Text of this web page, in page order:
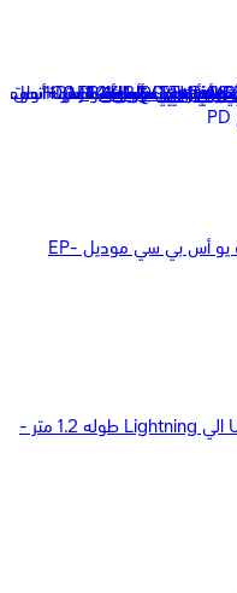
سامسونج شاحن حائط بقوة 25 وات يو أس بي سي موديل EP-
لافينتو (MP36W) كابل من USB-C الي Lightning طوله 1.2 متر -